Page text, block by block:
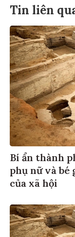
Tin liên
Bí ẩn thành
phụ nữ và
của xã hội